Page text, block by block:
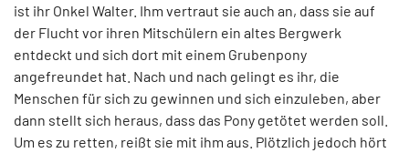
ist ihr Onkel Walter. Ihm vertraut sie auch an, dass sie auf
der Flucht vor ihren Mitschülern ein altes Bergwerk
entdeckt und sich dort mit einem Grubenpony
angefreundet hat. Nach und nach gelingt es ihr, die
Menschen für sich zu gewinnen und sich einzuleben, aber
dann stellt sich heraus, dass das Pony getötet werden soll.
Um es zu retten, reißt sie mit ihm aus. Plötzlich jedoch hört